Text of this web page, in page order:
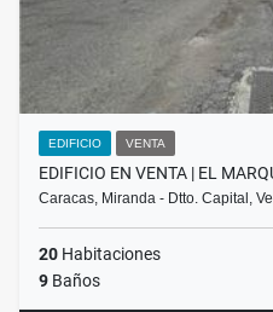
EDIFICIO VENTA
EDIFICIO EN VENTA | EL
Caracas, Miranda - Dtto. Capital,
20 Habitaciones
9 Baños